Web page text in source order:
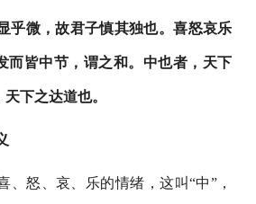
乎微，故君子慎其独也。喜怒哀乐
而皆中节，谓之和。中也者，天下
下之达道也。
、怒、哀、乐的情绪，这叫“中”，